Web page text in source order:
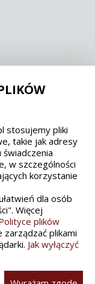
oraz W3C
EAA/EN 301549
stosujemy pliki
takie jak adresy
w szczególności
korzystanie
dla osób
Więcej
plików
plikami
Jak wyłączyć